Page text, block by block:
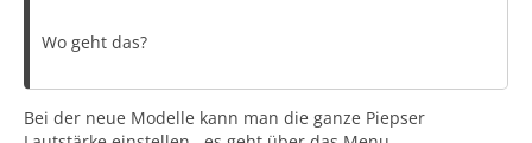
Wo geht das?
Bei der neue Modelle kann man die ganze Piepser